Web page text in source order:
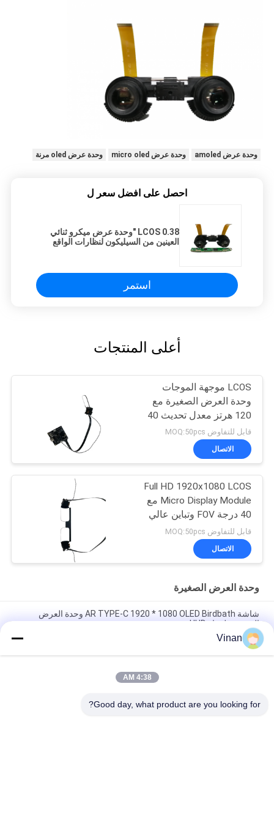
وحدة عرض amoled وحدة عرض micro oled وحدة عرض oled مرنة
احصل على افضل سعر ل
LCOS 0.38 "وحدة عرض ميكرو ثنائي
العينين من السيليكون لنظارات الواقع
استمر
أعلى المنتجات
LCOS موجهة الموجات
وحدة العرض الصغيرة مع
120 هرتز معدل تحديث 40
° FOV و 1920x1080 دقة
قابل للتفاوض MOQ:50pcs
الاتصال
Full HD 1920x1080 LCOS
Micro Display Module مع
40 درجة FOV وتباين عالي
200: 1 لتطبيقات AR / VR
قابل للتفاوض MOQ:50pcs
الاتصال
وحدة العرض الصغيرة
شاشة AR TYPE-C 1920 * 1080 OLED Birdbath وحدة العرض
المجهرية لجهاز HUD
لشاشة OLED Micro لخوذة AR
Vinan
4:38 AM
Good day, what product are you looking for?